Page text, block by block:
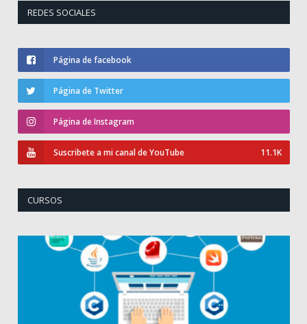
REDES SOCIALES
Página de facebook
Página de Twitter
Página de Instagram
Suscribete a mi canal de YouTube 11.1K
CURSOS